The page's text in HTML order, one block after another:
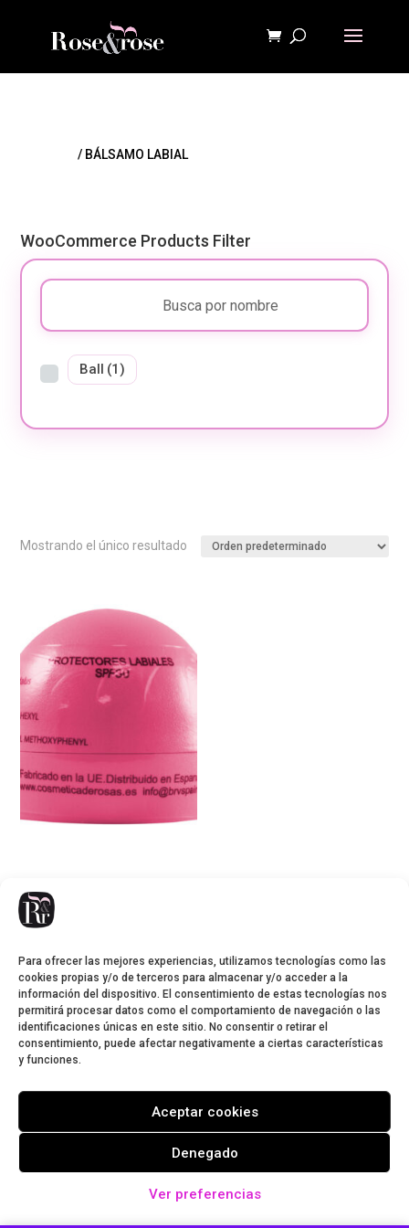
Para ofrecer las mejores experiencias, utilizamos tecnologías como las
cookies propias y/o de terceros para almacenar y/o acceder a la
información del dispositivo. El consentimiento de estas tecnologías nos
permitirá procesar datos como el comportamiento de navegación o las
identificaciones únicas en este sitio. No consentir o retirar el
consentimiento, puede afectar negativamente a ciertas características
y funciones.
Aceptar cookies
Denegado
Ver preferencias
/ BÁLSAMO LABIAL
WooCommerce Products Filter
Ball (1)
Mostrando el único resultado
Fresa
1,50€
Aviso legal Condiciones de envío
Cookies
Política de privacidad
Pedidos y devoluciones
Condiciones de contratación del envío
Cosmética de Rosas - Rose&rose